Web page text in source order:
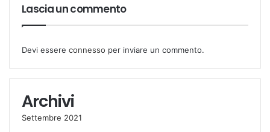
Lascia un commento
Devi essere connesso per inviare un commento.
Archivi
Settembre 2021